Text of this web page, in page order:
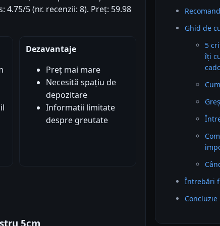
5 (nr. recenzii: 8). Preț: 59.98
Dezavantaje
Preț mai mare
Necesită spațiu de
depozitare
Informatii limitate
despre greutate
5cm
Ghid de
5
îți
Întrebări
Concluzie